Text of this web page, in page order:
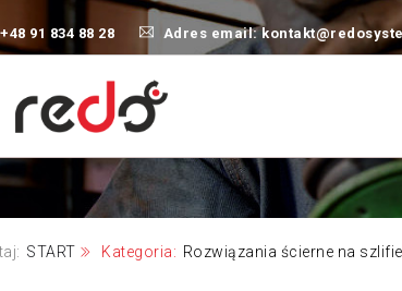
+48 91 834 88 28 Adres email:
Zobacz Nasz
Pobierz katalog
START Kategoria: Rozwiązania ścierne na